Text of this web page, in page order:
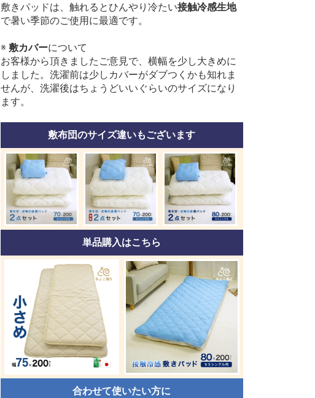
敷きパッドは、触れるとひんやり冷たい接触冷感生地
で暑い季節のご使用に最適です。
※ 敷カバーについて
お客様から頂きましたご意見で、横幅を少し大きめに
しました。洗濯前は少しカバーがダブつくかも知れま
せんが、洗濯後はちょうどいいぐらいのサイズになり
ます。
敷布団のサイズ違いもございます
単品購入はこちら
合わせて使いたい方に